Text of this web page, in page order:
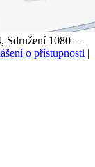
Sdružení 1080 –
o přístupnosti |